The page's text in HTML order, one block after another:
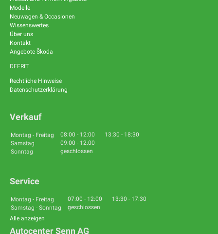
Modelle
Neuwagen & Occasionen
Wissenswertes
Über uns
Kontakt
Angebote Škoda
DEFRIT
Rechtliche Hinweise
Datenschutzerklärung
Verkauf
Montag - Freitag 08:00 - 12:00 13:30 - 18:30
Samstag
09:00 - 12:00
Sonntag
geschlossen
Service
Montag - Freitag 07:00 - 12:00 13:30 - 17:30
Samstag - Sonntag
geschlossen
Alle anzeigen